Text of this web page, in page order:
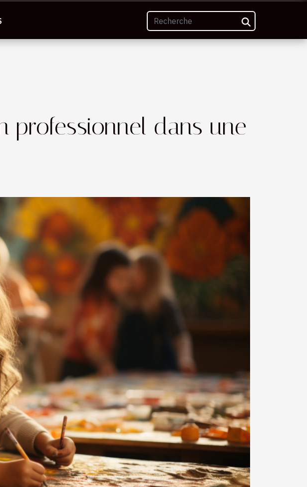
professionnel dans une